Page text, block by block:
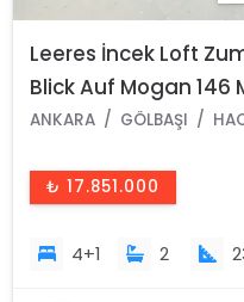
Leeres İncek Loft
Blick Auf Mogan 146
ANKARA GÖLBAŞI
₺ 17.851.000
4+1 2